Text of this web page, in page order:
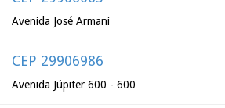
Avenida José Armani
CEP 29906986
Avenida Júpiter 600 - 600